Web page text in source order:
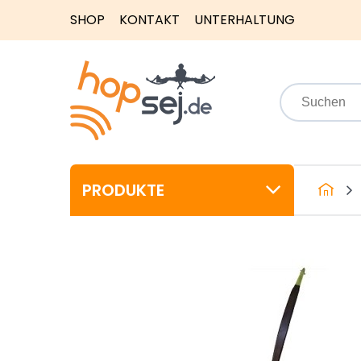
SHOP KONTAKT UNTERHALTUNG
PRODUKTE